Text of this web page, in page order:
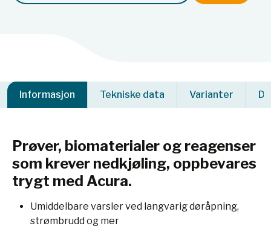
Informasjon Tekniske data Varianter
Prøver, biomaterialer og reagenser
som krever nedkjøling, oppbevares
trygt med Acura.
Umiddelbare varsler ved langvarig døråpning,
strømbrudd og mer